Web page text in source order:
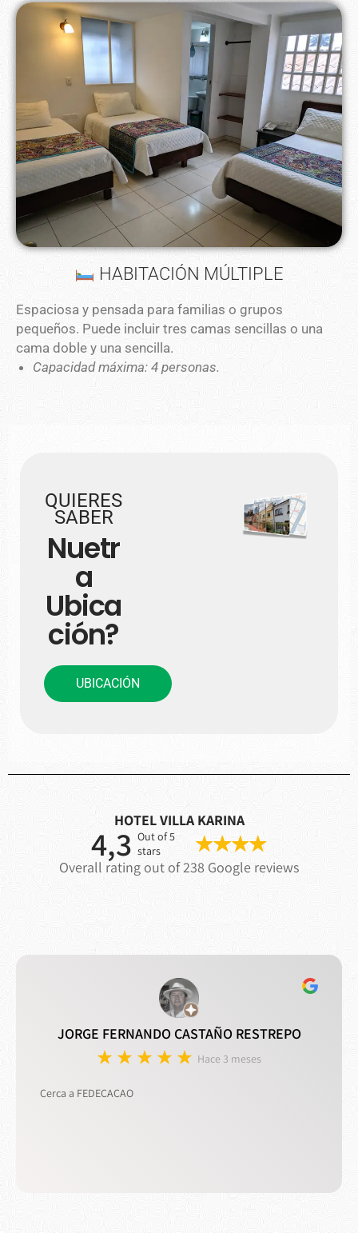
HABITACIÓN MÚLTIPLE
Espaciosa y pensada para familias o grupos
pequeños. Puede incluir tres camas sencillas o una
cama doble y una sencilla.
Capacidad máxima: 4 personas.
QUIERES
SABER
Nuetr
a
Ubica
ción?
UBICACIÓN
HOTEL VILLA KARINA
4,3 Out of 5
stars
Overall rating out of 238 Google reviews
JORGE FERNANDO CASTAÑO RESTREPO
Hace 3 meses
Cerca a FEDECACAO